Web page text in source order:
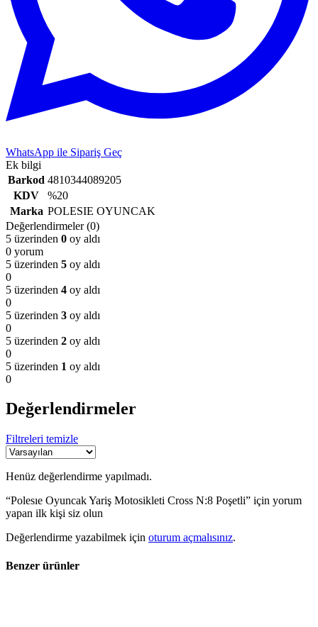
WhatsApp ile Sipariş Geç
Ek bilgi
Barkod 4810344089205
KDV
%20
Marka POLESIE OYUNCAK
Değerlendirmeler (0)
5 üzerinden 0 oy aldı
0 yorum
5 üzerinden 5 oy aldı
0
5 üzerinden 4 oy aldı
0
5 üzerinden 3 oy aldı
0
5 üzerinden 2 oy aldı
0
5 üzerinden 1 oy aldı
0
Değerlendirmeler
Filtreleri temizle
Henüz değerlendirme yapılmadı.
“Polesıe Oyuncak Yariş Motosikleti Cross N:8 Poşetli” için yorum
yapan ilk kişi siz olun
Değerlendirme yazabilmek için oturum açmalısınız.
Benzer ürünler